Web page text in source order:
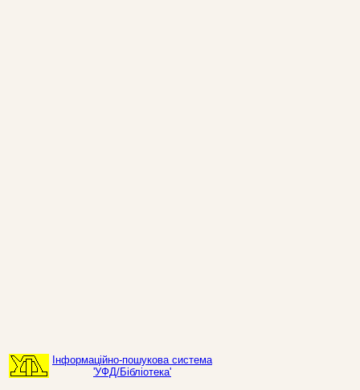
Інформаційно-пошукова система
'УФД/Бібліотека'